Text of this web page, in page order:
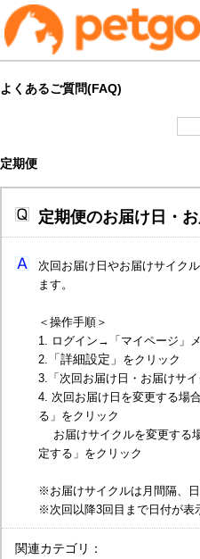
よくあるご質問(FAQ)
定期便
定期便のお届け日・
次回お届け日やお届けサイク
ます。
＜操作手順＞
1. ログイン→「マイページ」
2. 「詳細設定」 をクリック
3.「次回お届け日・お届けサ
4. 次回お届け日を変更する場
る」をクリック
お届けサイクルを変更する
定する」をクリック
※お届けサイクルは月間隔、
※次回以降3回目まで日付が表
関連カテゴリ：